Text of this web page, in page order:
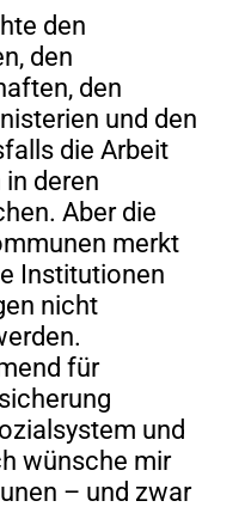
den
den
den
und den
die Arbeit
deren
Aber die
merkt
Institutionen
nicht
für
und
wünsche mir
– und zwar